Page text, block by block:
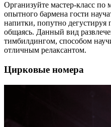
Организуйте мастер-класс
опытного бармена гости
напитки, попутно дегустируя
общаясь. Данный вид
тимбилдингом, способом
отличным релаксантом.
Цирковые номера